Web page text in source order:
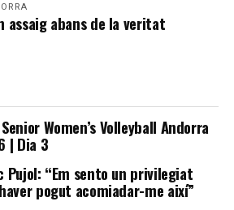
assaig abans de la veritat
Senior Women’s Volleyball Andorra
| Dia 3
Pujol: “Em sento un privilegiat
pogut acomiadar-me així”